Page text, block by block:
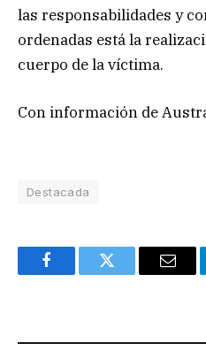
las responsabilidades y
ordenadas está la
cuerpo de la víctima.
Con información de
Destacada
FacebookTwitter Email